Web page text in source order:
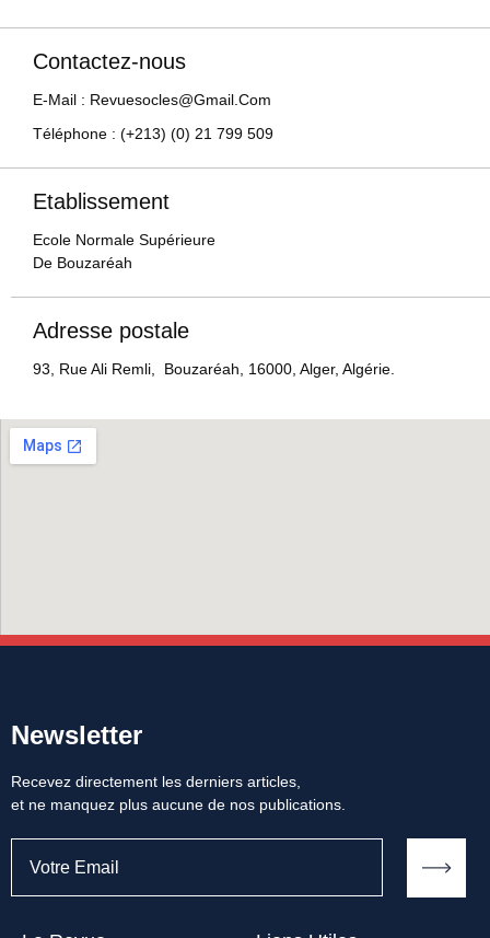
Contactez-nous
E-Mail : Revuesocles@gmail.com
Téléphone : (+213) (0) 21 799 509
Etablissement
Ecole Normale Supérieure
De Bouzaréah
Adresse postale
93, Rue Ali Remli, Bouzaréah, 16000, Alger, Algérie.
Newsletter
Recevez directement les derniers articles,
et ne manquez plus aucune de nos publications.